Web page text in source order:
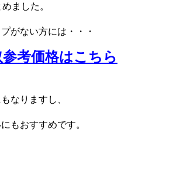
ました。
がない方には・・・
考価格はこちら
なりますし、
もおすすめです。